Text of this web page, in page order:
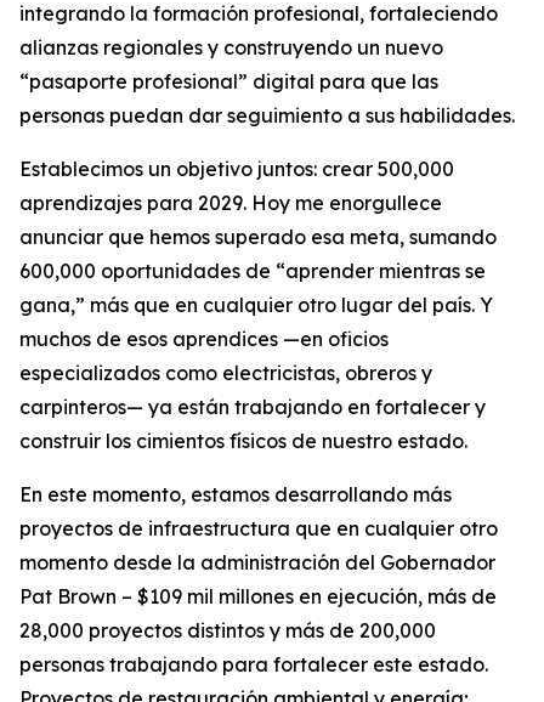
integrando la formación profesional, fortaleciendo
alianzas regionales y construyendo un nuevo
“pasaporte profesional” digital para que las
personas puedan dar seguimiento a sus habilidades.
Establecimos un objetivo juntos: crear 500,000
aprendizajes para 2029. Hoy me enorgullece
anunciar que hemos superado esa meta, sumando
600,000 oportunidades de “aprender mientras se
gana,” más que en cualquier otro lugar del país. Y
muchos de esos aprendices —en oficios
especializados como electricistas, obreros y
carpinteros— ya están trabajando en fortalecer y
construir los cimientos físicos de nuestro estado.
En este momento, estamos desarrollando más
proyectos de infraestructura que en cualquier otro
momento desde la administración del Gobernador
Pat Brown – $109 mil millones en ejecución, más de
28,000 proyectos distintos y más de 200,000
personas trabajando para fortalecer este estado.